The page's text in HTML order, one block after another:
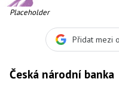
Placeholder
Přidat mezi
Česká národní banka